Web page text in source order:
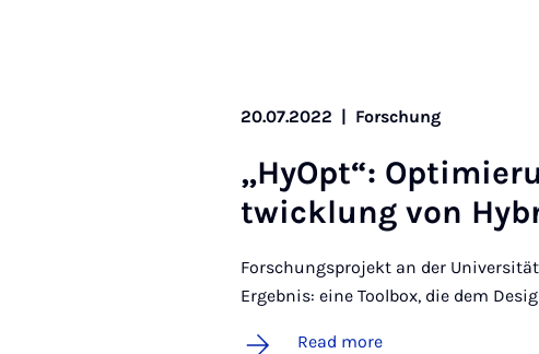
20.07.2022 Forschung
„Hy­Opt“:
twicklung von
Forschungsprojekt an der
Ergebnis: eine Toolbox, die dem
Read more